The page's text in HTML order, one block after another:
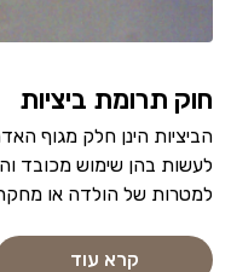
חוק תרומת ביציות
הביציות הינן חלק מגוף
לעשות בהן שימוש מכובד
למטרות של הולדה או
קרא עוד